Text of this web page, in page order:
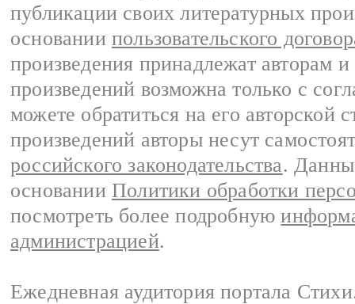
публикации своих литературных
основании пользовательского
произведения принадлежат авторам
произведений возможна только с
можете обратиться на его авторской
произведений авторы несут
российского законодательства.
основании Политики обработки
посмотреть более подробную
администрацией.
Ежедневная аудитория портала